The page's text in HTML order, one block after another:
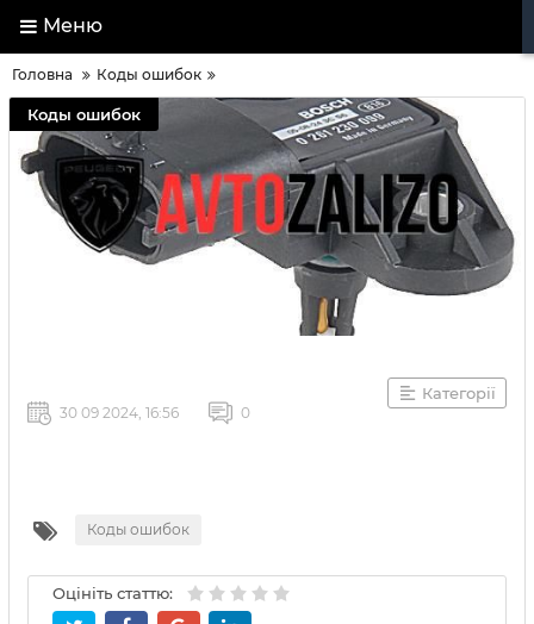
Меню
Головна Коды ошибок
Коды ошибок
Категорії
30 09 2024, 16:56 0
Коды ошибок
Оцініть статтю: